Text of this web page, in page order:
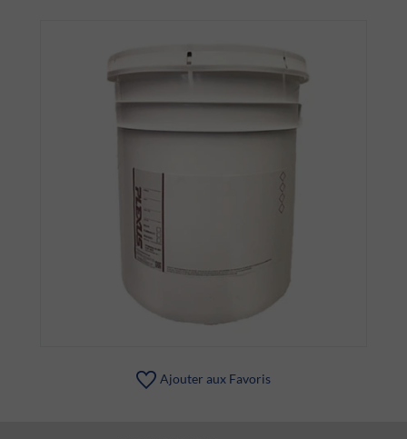
Ajouter aux Favoris